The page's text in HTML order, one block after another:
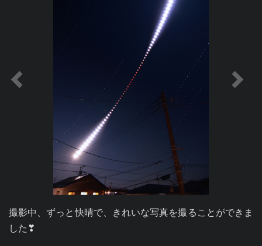
撮影中、ずっと快晴で、きれいな写真を撮ることができま
した❣